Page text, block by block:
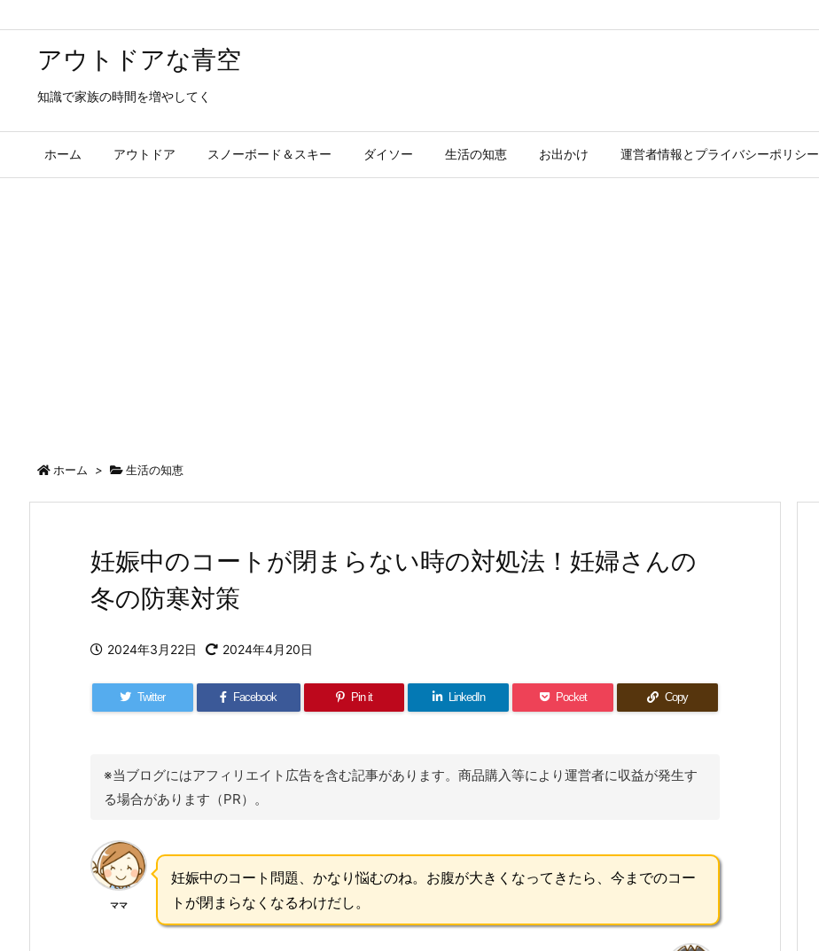
アウトドアな青空
知識で家族の時間を増やしてく
ホーム アウトドア スノーボード＆スキー ダイソー 生活の知恵 お出かけ 運営者情報とプライバシーポリシー
ホーム > 生活の知恵
妊娠中のコートが閉まらない時の対処法！妊婦さんの
冬の防寒対策
2024年3月22日 2024年4月20日
Twitter Facebook Pin it LinkedIn Pocket Copy
※当ブログにはアフィリエイト広告を含む記事があります。商品購入等により運営者に収益が発生す
る場合があります（PR）。
ママ
妊娠中のコート問題、かなり悩むのね。お腹が大きくなってきたら、今までのコー
トが閉まらなくなるわけだし。